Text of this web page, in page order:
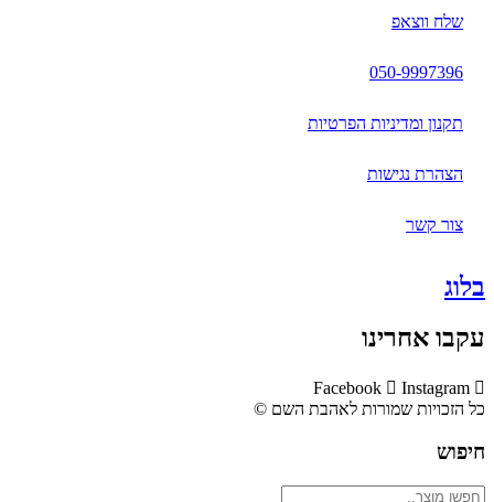
שלח ווצאפ
050-9997396
תקנון ומדיניות הפרטיות
הצהרת נגישות
צור קשר
בלוג
עקבו אחרינו
Facebook
Instagram
כל הזכויות שמורות לאהבת השם ©​
חיפוש
Search